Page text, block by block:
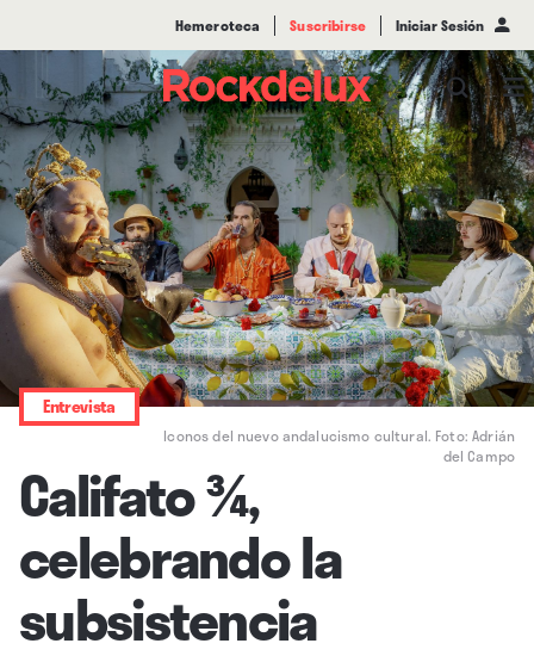
Hemeroteca Suscribirse Iniciar Sesión
Iconos del nuevo andalucismo cultural. Foto: Adrián
del Campo
Entrevista
Califato ¾,
celebrando la
subsistencia